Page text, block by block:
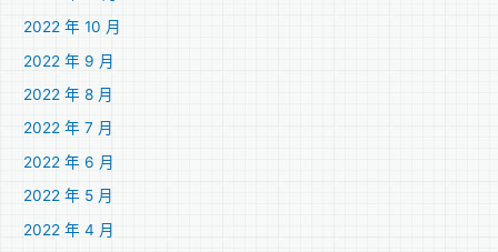
2022 年 10 月
2022 年 9 月
2022 年 8 月
2022 年 7 月
2022 年 6 月
2022 年 5 月
2022 年 4 月